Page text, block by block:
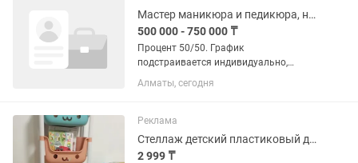
подключался через...
Мастер маникюра и педикюра, ногтевой сервис. Nail мастер
500 000 - 750 000 ₸
Процент 50/50. График
подстраивается индивидуально,
желательно 5/2. Поток клиентов
большой Обязанности: •Аппаратный /
гель-лаком, выравнивание
•Соблюдение...
Алматы, сегодня
Реклама
Стеллаж детский пластиковый для игрушек
2 999 ₸